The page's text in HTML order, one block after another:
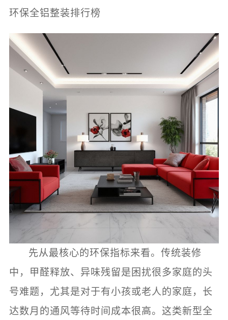
环保全铝整装排行榜
先从最核心的环保指标来看。传统装修
中，甲醛释放、异味残留是困扰很多家庭的头
号难题，尤其是对于有小孩或老人的家庭，长
达数月的通风等待时间成本很高。这类新型全